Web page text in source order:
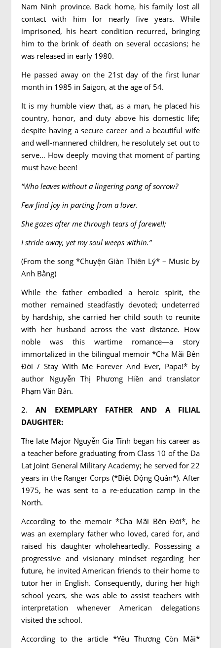
Nam Ninh province. Back home, his family lost all
contact with him for nearly five years. While
imprisoned, his heart condition recurred, bringing
him to the brink of death on several occasions; he
was released in early 1980.
He passed away on the 21st day of the first lunar
month in 1985 in Saigon, at the age of 54.
It is my humble view that, as a man, he placed his
country, honor, and duty above his domestic life;
despite having a secure career and a beautiful wife
and well-mannered children, he resolutely set out to
serve… How deeply moving that moment of parting
must have been!
“Who leaves without a lingering pang of sorrow?
Few find joy in parting from a lover.
She gazes after me through tears of farewell;
I stride away, yet my soul weeps within.”
(From the song *Chuyện Giàn Thiên Lý* – Music by
Anh Bằng)
While the father embodied a heroic spirit, the
mother remained steadfastly devoted; undeterred
by hardship, she carried her child south to reunite
with her husband across the vast distance. How
noble was this wartime romance—a story
immortalized in the bilingual memoir *Cha Mãi Bên
Đời / Stay With Me Forever And Ever, Papa!* by
author Nguyễn Thị Phương Hiền and translator
Phạm Văn Bân.
2.AN EXEMPLARY FATHER AND A FILIAL
DAUGHTER:
The late Major Nguyễn Gia Tĩnh began his career as
a teacher before graduating from Class 10 of the Da
Lat Joint General Military Academy; he served for 22
years in the Ranger Corps (*Biệt Động Quân*). After
1975, he was sent to a re-education camp in the
North.
According to the memoir *Cha Mãi Bên Đời*, he
was an exemplary father who loved, cared for, and
raised his daughter wholeheartedly. Possessing a
progressive and visionary mindset regarding her
future, he invited American friends to their home to
tutor her in English. Consequently, during her high
school years, she was able to assist teachers with
interpretation whenever American delegations
visited the school.
According to the article *Yêu Thương Còn Mãi*